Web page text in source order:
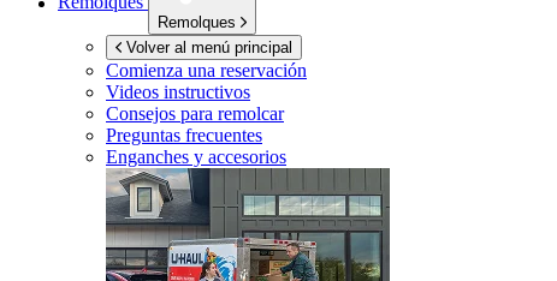
Remolques
Volver al menú principal
Comienza una reservación
Videos instructivos
Consejos para remolcar
Preguntas frecuentes
Enganches y accesorios